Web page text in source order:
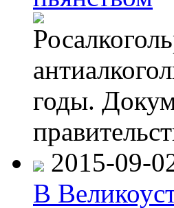
годы.
2015-09-
В